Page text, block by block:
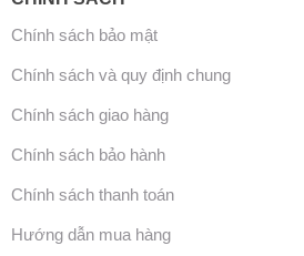
Chính sách bảo mật
Chính sách và quy định chung
Chính sách giao hàng
Chính sách bảo hành
Chính sách thanh toán
Hướng dẫn mua hàng